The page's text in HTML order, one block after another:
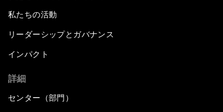
私たちの活動
リーダーシップとガバナンス
インパクト
詳細
センター（部門）